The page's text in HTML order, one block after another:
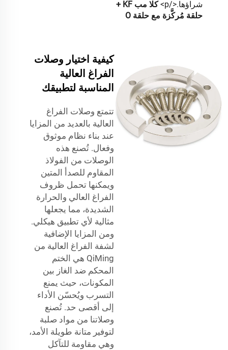
شراؤها.</p>
كلا مب KF +
حلقة مُركَّزة مع حلقة O
كيفية اختيار وصلات
الفراغ العالية
المناسبة لتطبيقك
تتمتع وصلات الفراغ
العالية بالعديد من المزايا
عند بناء نظام موثوق
وفعال. تُصنع هذه
الوصلات من الفولاذ
المقاوم للصدأ المتين
ويمكنها تحمل ظروف
الفراغ العالي والحرارة
الشديدة، مما يجعلها
مثالية لأي تطبيق هيكلي.
ومن المزايا الإضافية
لشفة الفراغ العالية من
QiMing هي الختم
المحكم ضد الغاز بين
المكونات، حيث يمنع
التسرب ويُحسّن الأداء
إلى أقصى حد. تُصنع
وصلاتنا من مواد صلبة
لتوفير متانة طويلة الأمد،
وهي مقاومة للتآكل